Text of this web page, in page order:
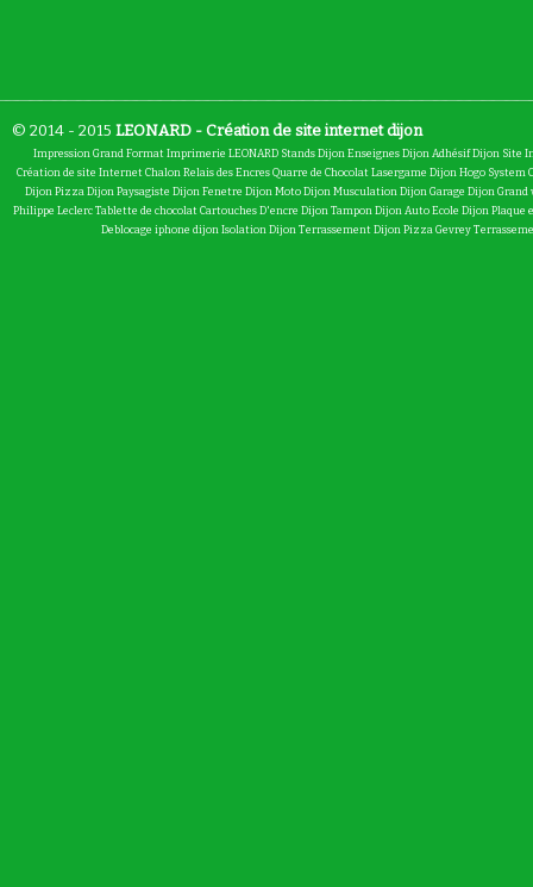
© 2014 - 2015 LEONARD - Création de site internet dijon
Impression Grand Format Imprimerie LEONARD Stands Dijon Enseignes Dijon Adhésif Dijon Site
Création de site Internet Chalon Relais des Encres Quarre de Chocolat Lasergame Dijon Hogo System
Dijon Pizza Dijon Paysagiste Dijon Fenetre Dijon Moto Dijon Musculation Dijon Garage Dijon Grand
Philippe Leclerc Tablette de chocolat Cartouches D'encre Dijon Tampon Dijon Auto Ecole Dijon Plaque
Deblocage iphone dijon Isolation Dijon Terrassement Dijon Pizza Gevrey